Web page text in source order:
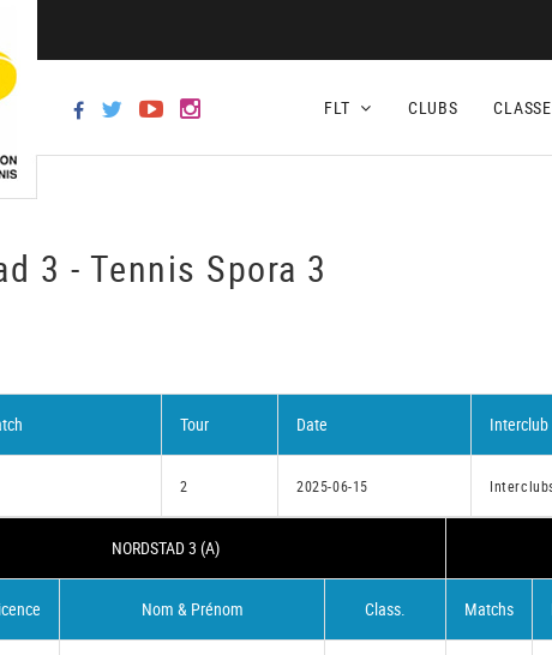
FLT CLUBS
3 - Tennis Spora 3
Tour Date Interclub
2 2025-06-15
NORDSTAD 3 (A)
Nom & Prénom Class. Matchs